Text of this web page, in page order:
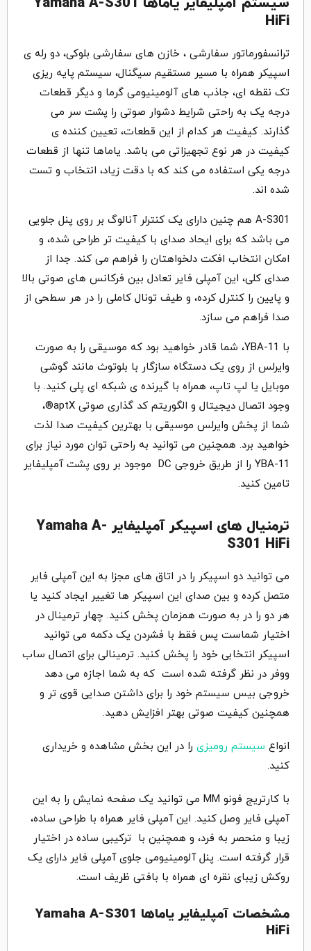
HiFi
ترانسفورماتور سفارشی ، خازن های سفارشی بلوکی، دو رله ی
اسپیکر همراه با مسیر مستقیم سیگنال، سیستم پایه ریزی
تک نقطه ای، جاذب های آلومینیومی گرما و دیگر قطعات
درجه یک به راحتی شرایط دشوار صوتی را پشت سر می
گذارند. کیفیت هر کدام از این قطعات، تعیین کننده ی
کیفیت در هر نوع تجهیزاتی می باشد. یاماها تنها از قطعات
درجه یکی استفاده می کند که با دقت زیاد، انتخاب و تست
شده اند.
A-S301 هم چنین دارای یک کنترلر آنالوگ بر روی پنل جلویی
می باشد که برای ایحاد صدای با کیفیت تر طراحی شده، و
امکان انتخاب افکت دلخواهتان را فراهم می کند. جدا از
صدای کلی، این آمپلی فایر تعادل بین فرکانس های صوتی بالا
و پایین را کنترل کرده، و طیف تونال کاملی را در هر سطحی از
صدا فراهم می سازد.
با YBA-11، شما قادر خواهید بود که موسیقی را به صورت
وایرلس از روی یک دستگاه سازگار با بلوتوث مانند گوشی
موبایل یا لپ تاپ، همراه با گیرنده ی شبکه ای پلی کنید. با
وجود اتصال دیجیتال و الگوریتم کد گذاری صوتی aptX®،
شما از پخش وایرلس موسیقی با بهترین کیفیت صدا لذت
خواهید برد. همچنین می توانید به راحتی توان مورد نیاز برای
YBA-11 را از طریق خروجی DC موجود بر روی پشت آمپلیفایر
تامین کنید.
ترمنیال های اسپیکر آمپلیفایر Yamaha A-
S301 HiFi
می توانید دو اسپیکر را در اتاق های مجزا به این آمپلی فایر
متصل کرده و بین صدای این اسپیکر ها تغییر ایجاد کنید یا
هر دو را در به صورت همزمان پخش کنید. چهار ترمینال در
اختیار شماست پس فقط با فشردن یک دکمه می توانید
اسپیکر انتخابی خود را پخش کنید. ترمینالی برای اتصال ساب
ووفر در نظر گرفته شده است که به شما اجازه می دهد
خروجی بیس سیستم خود را برای داشتن صدایی قوی تر و
همچنین کیفیت صوتی بهتر افزایش دهید.
انواع سیستم رومیزی را در این بخش مشاهده و خریداری
کنید.
با کارتریج فونو MM می توانید یک صفحه نمایش را به این
آمپلی فایر وصل کنید. این آمپلی فایر همراه با طراحی ساده،
زیبا و منحصر به فرد، و همچنین با ترکیبی ساده در اختیار
قرار گرفته است. پنل آلومینیومی جلوی آمپلی فایر دارای یک
روکش زیبای نقره ای همراه با بافتی ظریف است.
مشخصات آمپلیفایر یاماها Yamaha A-S301
HiFi